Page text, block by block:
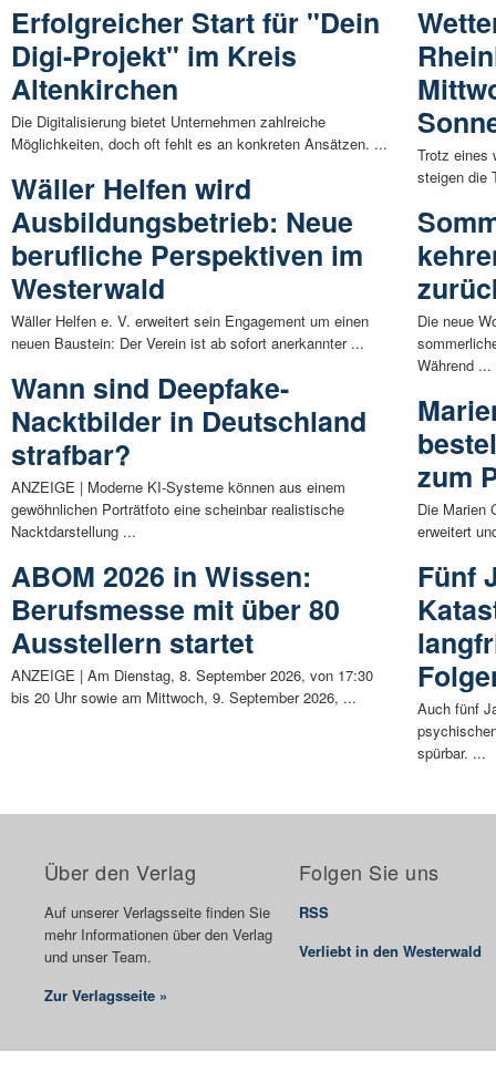
Erfolgreicher Start für "Dein
Digi-Projekt" im Kreis
Altenkirchen
Die Digitalisierung bietet Unternehmen zahlreiche
Möglichkeiten, doch oft fehlt es an konkreten Ansätzen. ...
Wäller Helfen wird
Ausbildungsbetrieb: Neue
berufliche Perspektiven im
Westerwald
Wäller Helfen e. V. erweitert sein Engagement um einen
neuen Baustein: Der Verein ist ab sofort anerkannter ...
Wann sind Deepfake-
Nacktbilder in Deutschland
strafbar?
ANZEIGE | Moderne KI-Systeme können aus einem
gewöhnlichen Porträtfoto eine scheinbar realistische
Nacktdarstellung ...
ABOM 2026 in Wissen:
Berufsmesse mit über 80
Ausstellern startet
ANZEIGE | Am Dienstag, 8. September 2026, von 17:30
bis 20 Uhr sowie am Mittwoch, 9. September 2026, ...
Trotz eines
steigen die
Die neue
Während ...
zum
Die Marien
erweitert
Fünf
Auch fünf
spürbar. ...
Über den Verlag
Auf unserer Verlagsseite finden Sie
mehr Informationen über den Verlag
und unser Team.
Zur Verlagsseite »
Folgen Sie uns
RSS
Verliebt in den Westerwald